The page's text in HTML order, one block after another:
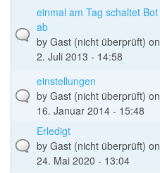
einmal am Tag schaltet Bot
ab
by Gast (nicht überprüft) on
2. Juli 2013 - 14:58
einstellungen
by Gast (nicht überprüft) on
16. Januar 2014 - 15:48
Erledigt
by Gast (nicht überprüft) on
24. Mai 2020 - 13:04